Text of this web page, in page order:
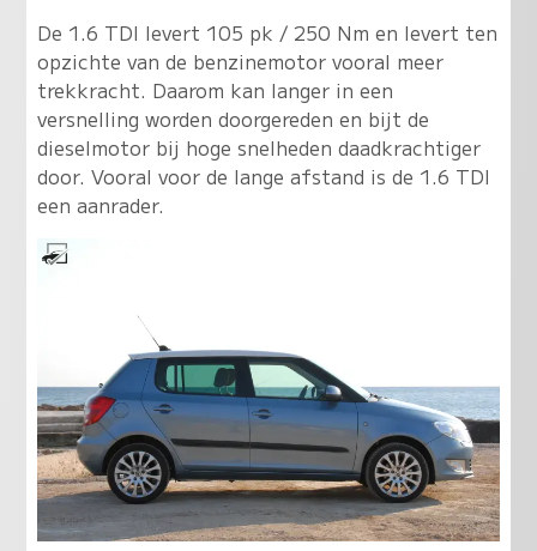
De 1.6 TDI levert 105 pk / 250 Nm en levert ten
opzichte van de benzinemotor vooral meer
trekkracht. Daarom kan langer in een
versnelling worden doorgereden en bijt de
dieselmotor bij hoge snelheden daadkrachtiger
door. Vooral voor de lange afstand is de 1.6 TDI
een aanrader.